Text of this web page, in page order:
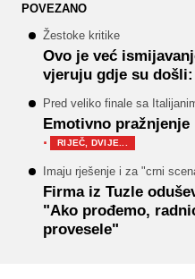
POVEZANO
Žestoke kritike
Ovo je već
vjeruju gdje su
Pred veliko finale sa
Emotivno pražnjenje
· RIJEČ, DVIJE...
Imaju rješenje i za "crni
Firma iz Tuzle
"Ako prođemo,
provesele"